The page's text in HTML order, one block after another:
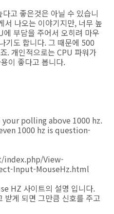
고 좋은것은 아닐 수 있습니
서 나오는 이야기지만, 너무 높
부담을 주어서 오히려 마우
기도 합니다. 그 때문에 500
. 개인적으로는 CPU 파워가
이 좋다고 봅니다.
polling above 1000 hz.
1000 hz is ques­tion­
View-
Input-MouseHz.html
HZ 사이트의 설명 입니다.
받게 되면 그만큼 신호를 주고